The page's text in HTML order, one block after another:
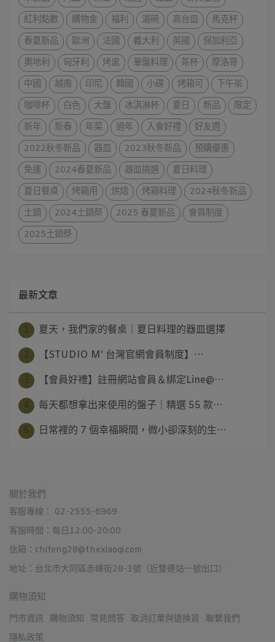
紅利點數
購物金 福利 湯碗 高台皿
馬克杯
春夏新品
歐洲 法國 義大利 英國
保加利亞
奧地利
匈牙利 烤盅 單盤料理 茶杯
摩洛哥
中國
越南 印尼 韓國 小碟 烤箱可
下午茶
咖啡杯
白色 大盤 冰淇淋杯 夏日 新品
限定
新年
新春 年菜 過年 入會好禮
好友週
2022秋冬新品
器皿 2023秋冬新品
預購優惠
免運
2024春夏新品 器皿挑選
夏日料理
夏日餐桌
烤箱用 烘焙 烤箱料理
2024秋冬新品
土鍋
2024土鍋祭 2025 春夏新品
會員制度
2025土鍋祭
最新文章
夏天，我們家的餐桌｜夏日料理的器皿選擇
【STUDIO M' 台灣官網會員制度】⋯
【會員好禮】註冊網站會員＆綁定Line@⋯
每天都想拿出來使用的盤子｜精選 55 款⋯
日常裡的 7 個幸福瞬間，微小卻深刻的生⋯
關於我們
客服專線： 02-2555-6969
客服時間：每日12:00-20:00
信箱：chifeng28@thexiaoqi.com
地址：台北市大同區赤峰街28-3號（近雙連站一號出口）
購物須知
門市資訊 購物須知 常見問答 取消訂單與退換貨
聯繫我們
隱私政策